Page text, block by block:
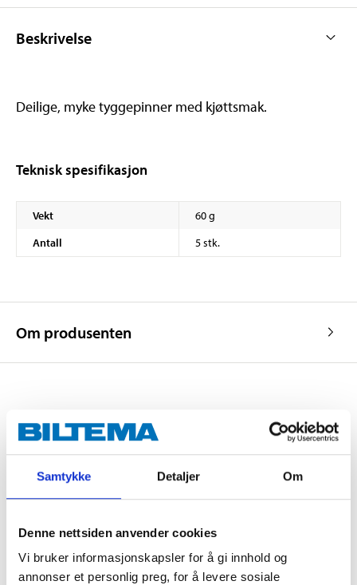
Samtykke Detaljer Om
Denne nettsiden anvender cookies
Vi bruker informasjonskapsler for å gi innhold og
annonser et personlig preg, for å levere sosiale
Beskrivelse
Deilige, myke tyggepinner med kjøttsmak.
Teknisk spesifikasjon
Vekt
60 g
Antall
5 stk.
Om produsenten
Kjøp & Hent
LES MER
Andre kunder har også kjøpt